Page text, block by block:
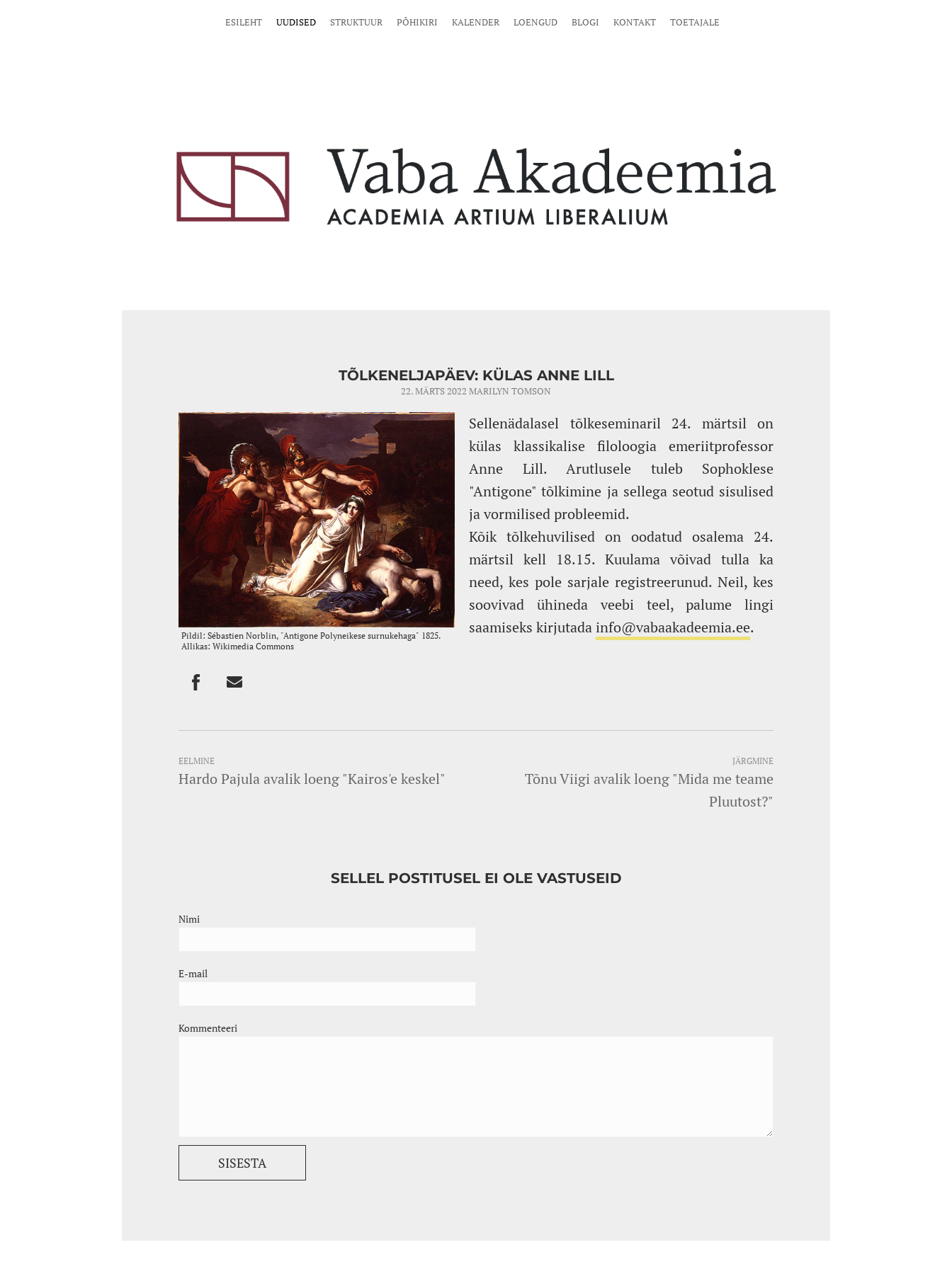
ESILEHT UUDISED STRUKTUUR PÕHIKIRI KALENDER LOENGUD BLOGI KONTAKT TOETAJALE
TÕLKENELJAPÄEV: KÜLAS ANNE LILL
22. MÄRTS 2022 MARILYN TOMSON
Sellenädalasel tõlkeseminaril 24. märtsil on
külas klassikalise filoloogia emeriitprofessor
Anne Lill. Arutlusele tuleb Sophoklese
"Antigone" tõlkimine ja sellega seotud sisulised
ja vormilised probleemid.
Kõik tõlkehuvilised on oodatud osalema 24.
märtsil kell 18.15. Kuulama võivad tulla ka
need, kes pole sarjale registreerunud. Neil, kes
soovivad ühineda veebi teel, palume lingi
saamiseks kirjutada info@vabaakadeemia.ee.
EELMINE
Hardo Pajula avalik loeng "Kairos'e keskel"
JÄRGMINE
Tõnu Viigi avalik loeng "Mida me teame
Pluutost?"
SELLEL POSTITUSEL EI OLE VASTUSEID
Nimi
E-mail
Kommenteeri